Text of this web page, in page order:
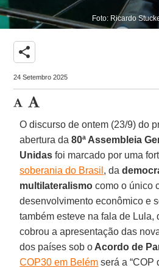
Foto: Ricardo
share
24 Setembro 2025
O discurso de ontem (23/9) do
abertura da80ª Assembleia
Unidas foi marcado por uma
soberania do Brasil , da
multilateralismo como o único
desenvolvimento econômico e
também esteve na fala de Lula,
cobrou a apresentação das
dos países sob o Acordo de
COP30 em Belém será a “COP